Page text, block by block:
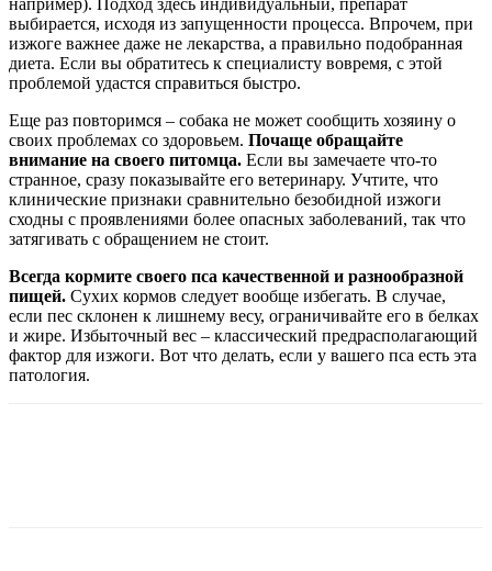
например). Подход здесь индивидуальный, препарат
выбирается, исходя из запущенности процесса. Впрочем, при
изжоге важнее даже не лекарства, а правильно подобранная
диета. Если вы обратитесь к специалисту вовремя, с этой
проблемой удастся справиться быстро.
Еще раз повторимся – собака не может сообщить хозяину о
своих проблемах со здоровьем. Почаще обращайте
внимание на своего питомца. Если вы замечаете что-то
странное, сразу показывайте его ветеринару. Учтите, что
клинические признаки сравнительно безобидной изжоги
сходны с проявлениями более опасных заболеваний, так что
затягивать с обращением не стоит.
Всегда кормите своего пса качественной и разнообразной
пищей. Сухих кормов следует вообще избегать. В случае,
если пес склонен к лишнему весу, ограничивайте его в белках
и жире. Избыточный вес – классический предрасполагающий
фактор для изжоги. Вот что делать, если у вашего пса есть эта
патология.